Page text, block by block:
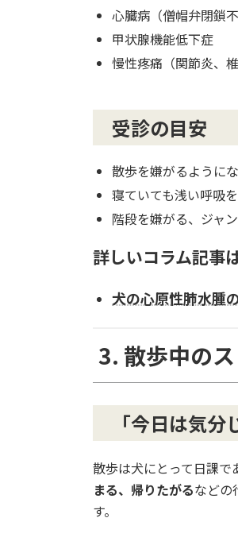
心臓病（僧帽弁閉鎖
甲状腺機能低下症
慢性疼痛（関節炎、
受診の目安
散歩を嫌がるように
寝ていても浅い呼吸
階段を嫌がる、ジャ
詳しいコラム記事
犬の心原性肺水腫
3. 散歩中の
「今日は気
散歩は犬にとって日課で
まる、帰りたがるなどの
す。